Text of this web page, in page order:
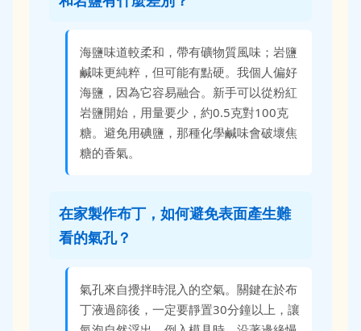
海鹽味道較柔和，帶有礦物質風味；岩鹽
鹹味更純粹，但可能有點硬。我個人偏好
海鹽，因為它容易融合。新手可以從粉紅
岩鹽開始，用量要少，約0.5克對100克
糖。避免用碘鹽，那種化學鹹味會破壞焦
糖的香氣。
在家製作布丁，如何避免表面產生難
看的氣孔？
氣孔來自攪拌時混入的空氣。關鍵在於布
丁液過篩後，一定要靜置30分鐘以上，讓